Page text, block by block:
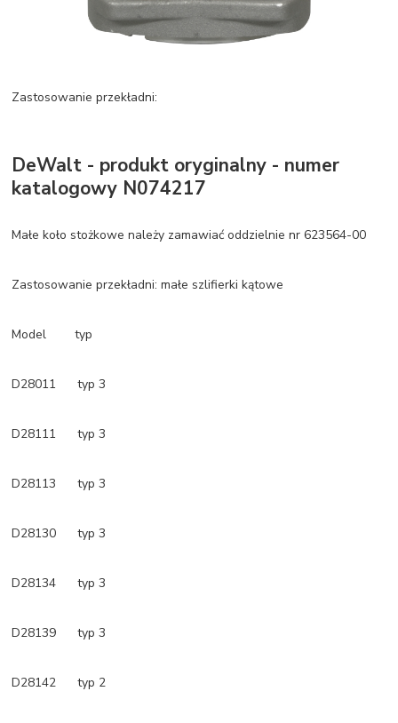
Zastosowanie przekładni:
DeWalt - produkt oryginalny - numer
katalogowy N074217
Małe koło stożkowe należy zamawiać oddzielnie nr 623564-00
Zastosowanie przekładni: małe szlifierki kątowe
Model typ
D28011 typ 3
D28111 typ 3
D28113 typ 3
D28130 typ 3
D28134 typ 3
D28139 typ 3
D28142 typ 2